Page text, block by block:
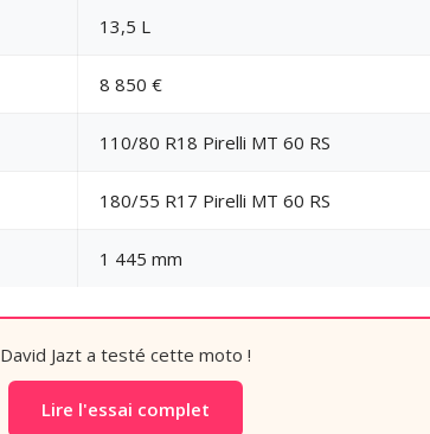
13,5 L
8 850 €
110/80 R18 Pirelli MT 60 RS
180/55 R17 Pirelli MT 60 RS
1 445 mm
David Jazt a testé cette moto !
Lire l'essai complet